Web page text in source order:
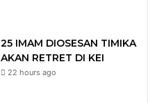
b
e
g
r
25 IMAM DIOSESAN TIMIKA
AKAN RETRET DI KEI
22 hours ago